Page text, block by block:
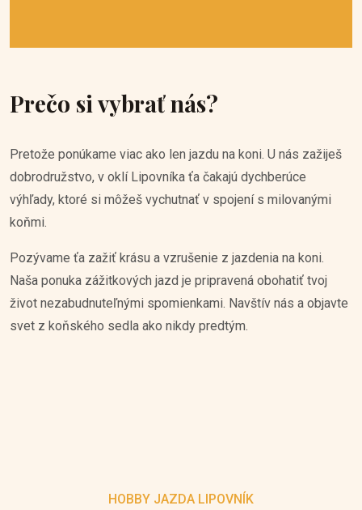
Prečo si vybrať nás?
Pretože ponúkame viac ako len jazdu na koni. U nás zažiješ
dobrodružstvo, v oklí Lipovníka ťa čakajú dychberúce
výhľady, ktoré si môžeš vychutnať v spojení s milovanými
koňmi.
Pozývame ťa zažiť krásu a vzrušenie z jazdenia na koni.
Naša ponuka zážitkových jazd je pripravená obohatiť tvoj
život nezabudnuteľnými spomienkami. Navštív nás a objavte
svet z koňského sedla ako nikdy predtým.
HOBBY JAZDA LIPOVNÍK